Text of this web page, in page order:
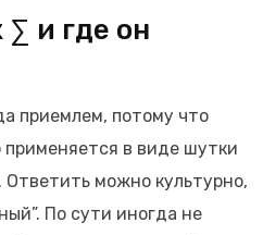
∑ и где он
приемлем, потому что
применяется в виде шутки
можно культурно,
По сути иногда не